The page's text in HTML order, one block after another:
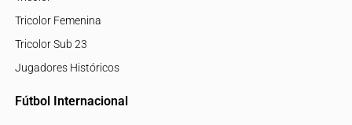
Tricolor Femenina
Tricolor Sub 23
Jugadores Históricos
Fútbol Internacional